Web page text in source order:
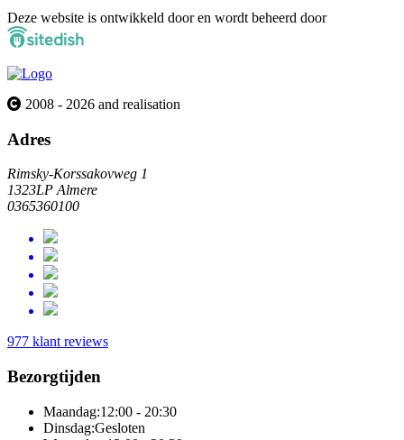
Deze website is ontwikkeld door en wordt beheerd door
2008 - 2026 and realisation
Adres
Rimsky-Korssakovweg 1
1323LP Almere
0365360100
977 klant reviews
Bezorgtijden
Maandag:12:00 - 20:30
Dinsdag:Gesloten